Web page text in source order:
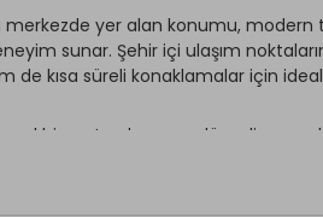
yer alan konumu, modern
sunar. Şehir içi ulaşım
de kısa süreli konaklamalar için
hizmet anlayışı ve düzenli
sağlar. Şehir oteli konseptiyle